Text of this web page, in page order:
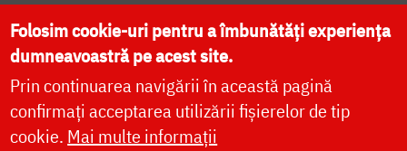
DONEAZĂ ONLINE PENTRU CATEDRALA NAȚIONALĂ
LIVE
Folosim cookie-uri pentru a îmbunătăți experiența
dumneavoastră pe acest site.
Prin continuarea navigării în această pagină
confirmați acceptarea utilizării fișierelor de tip
cookie. Mai multe informații